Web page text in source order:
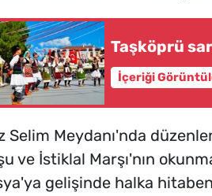
Taşköprü
İçeriği
Selim Meydanı'nda
ve İstiklal Marşı'nın
gelişinde halka